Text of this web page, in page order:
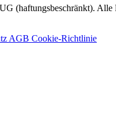
(haftungsbeschränkt). Alle
AGB Cookie-Richtlinie